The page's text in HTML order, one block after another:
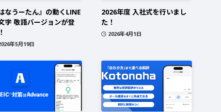
はなうーたん』の動くLINE
字 敬語バージョンが登
年5月19日
2026年度 入社式を行いまし
た！
2026年4月1日